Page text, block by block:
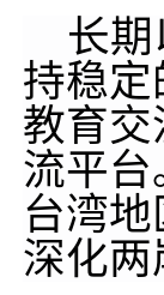
长
持稳
教育
流平
台湾
深化